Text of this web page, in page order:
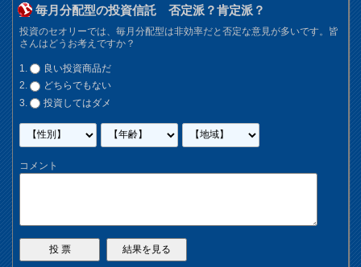
毎月分配型の投資信託 否定派？肯定派？
投資のセオリーでは、毎月分配型は非効率だと否定な意見が多いです。皆
さんはどうお考えですか？
良い投資商品だ
どちらでもない
投資してはダメ
コメント